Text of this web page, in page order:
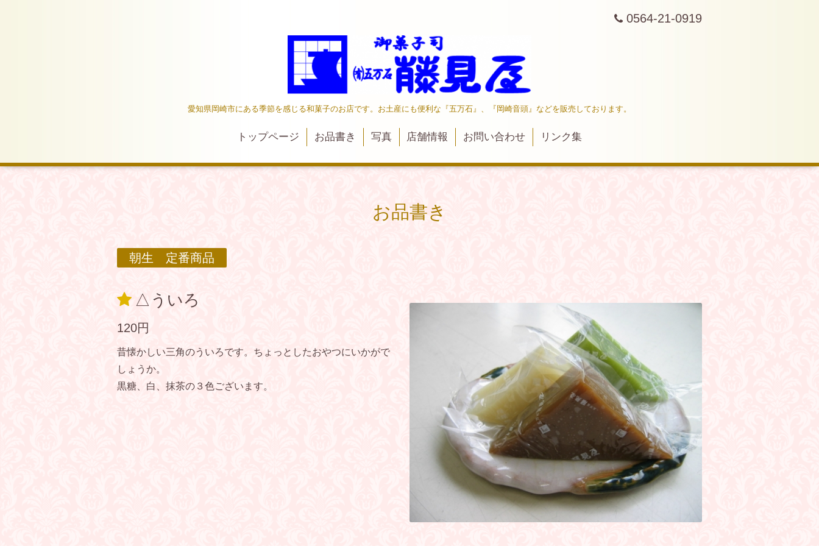
0564-21-0919
愛知県岡崎市にある季節を感じる和菓子のお店です。お土産にも便利な『五万石』、『岡崎音頭』などを販売しております。
トップページ お品書き 写真 店舗情報 お問い合わせ リンク集
お品書き
朝生 定番商品
△ういろ
120円
昔懐かしい三角のういろです。ちょっとしたおやつにいかがで
しょうか。
黒糖、白、抹茶の３色ございます。